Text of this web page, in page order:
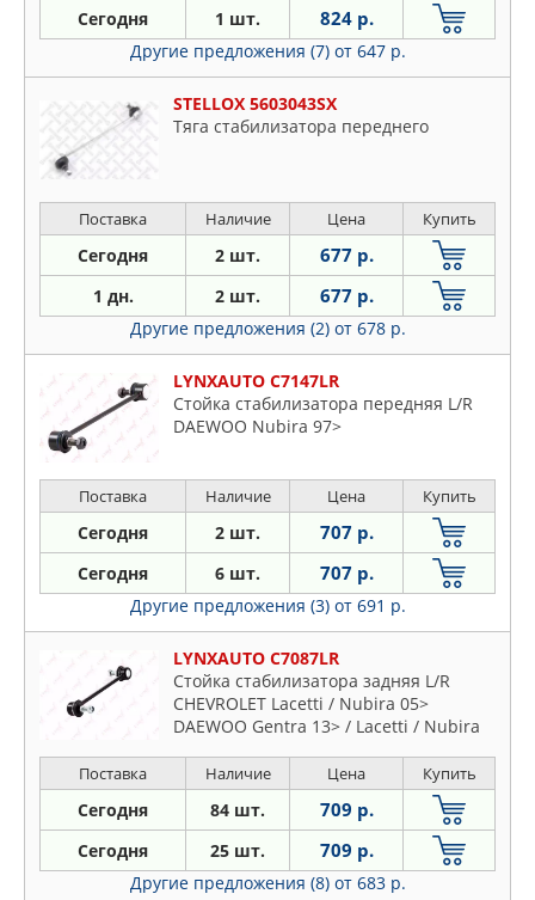
Сегодня 1 шт. 824 р.
Другие предложения (7) от 647 р.
STELLOX 5603043SX
Тяга стабилизатора переднего
Поставка Наличие Цена Купить
Сегодня 2 шт. 677 р.
1 дн. 2 шт. 677 р.
Другие предложения (2) от 678 р.
LYNXAUTO C7147LR
Стойка стабилизатора передняя L/R
DAEWOO Nubira 97>
Поставка Наличие Цена Купить
Сегодня 2 шт. 707 р.
Сегодня 6 шт. 707 р.
Другие предложения (3) от 691 р.
LYNXAUTO C7087LR
Стойка стабилизатора задняя L/R
CHEVROLET Lacetti / Nubira 05>
DAEWOO Gentra 13> / Lacetti / Nubira
Поставка Наличие Цена Купить
Сегодня 84 шт. 709 р.
Сегодня 25 шт. 709 р.
Другие предложения (8) от 683 р.